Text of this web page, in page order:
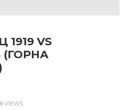
VS
VIEWS